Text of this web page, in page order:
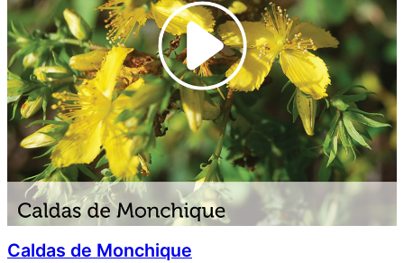
Caldas de Monchique